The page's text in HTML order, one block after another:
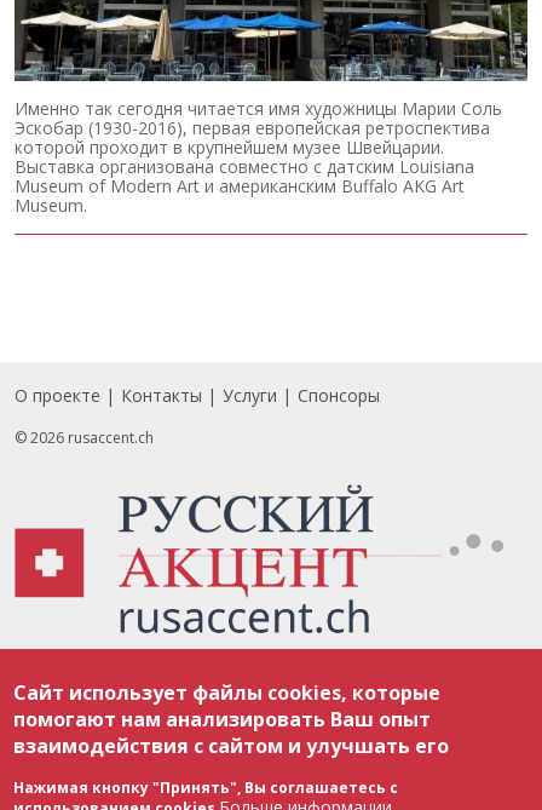
Именно так сегодня читается имя художницы Марии Соль
Эскобар (1930-2016), первая европейская ретроспектива
которой проходит в крупнейшем музее Швейцарии.
Выставка организована совместно с датским Louisiana
Museum of Modern Art и американским Buffalo AKG Art
Museum.
Footer
О проекте Контакты Услуги Спонсоры
© 2026 rusaccent.ch
соответствии с законодательством Швейцарии об авторском праве и
международными соглашениями. Полное или частичное использование
материалов возможно только с разрешения редакции. В случае полного
или частичного воспроизведения материалов сайта rusaccent.ch,
ОБЯЗАТЕЛЬНА АКТИВНАЯ ГИПЕРССЫЛКА на конкретный заимствованный
текст. Фотоизображения, размещенные редакцией rusaccent.ch, являются
ее исключительной собственностью. Полное или частичное
Сайт использует файлы cookies, которые
помогают нам анализировать Ваш опыт
взаимодействия с сайтом и улучшать его
Нажимая кнопку "Принять", Вы соглашаетесь с